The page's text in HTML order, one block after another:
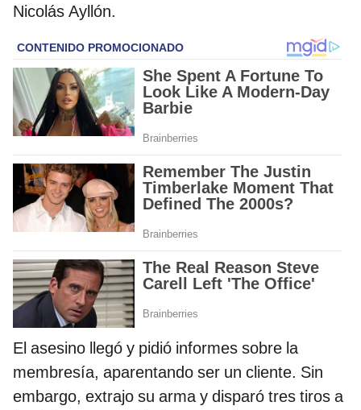
Nicolás Ayllón.
El asesino llegó y pidió informes sobre la
membresía, aparentando ser un cliente. Sin
embargo, extrajo su arma y disparó tres tiros a